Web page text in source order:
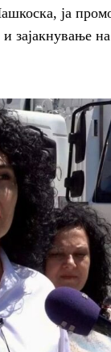
ја
зајакнување